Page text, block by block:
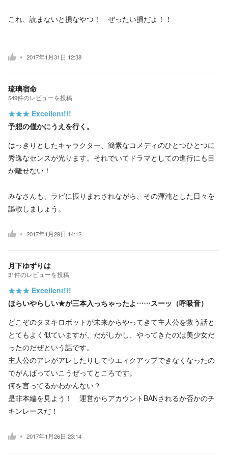
これ、読まないと損なやつ！ ぜったい損だよ！！
2017年1月31日 12:38
琉璃宿命
549件のレビューを投稿
★★★ Excellent!!!
予想の僅かにうえを行く。
はっきりとしたキャラクター、簡素なコメディのひとつひとつに
秀逸なセンスが光ります。それでいてドラマとしての進行にも目
が離せない！
みなさんも、ラビに振りまわされながら、その渾沌とした日々を
謳歌しましょう。
2017年1月29日 14:12
月下ゆずりは
31件のレビューを投稿
★★★ Excellent!!!
ほらいやらしい★が三本入っちゃったよ……スーッ（呼吸音）
どこぞのタヌキロボットが未来からやってきて主人公を救う話と
とてもよく似ていますが、だがしかし、やってきたのは美少女だ
ったのだぜという話です。
主人公のアレがアレしたりしてウエィクアップできなくなったの
でがんばっていこうぜってところです。
何を言ってるかわかんない？
是非本編を見よう！ 運営からアカウントBANされるか否かのチ
キンレースだ！
2017年1月26日 23:14